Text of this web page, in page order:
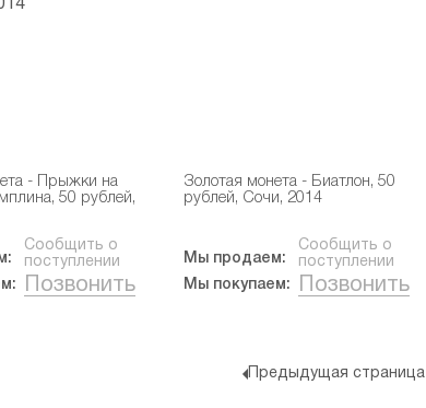
- Прыжки на
50 рублей,
Сообщить о
поступлении
Позвонить
Золотая монета - Биатлон, 50
рублей, Сочи, 2014
Мы продаем:
Сообщить о
поступлении
Мы покупаем:
Позвонить
Предыдущая страница